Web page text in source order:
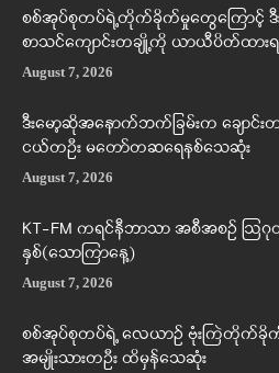
စစ်အုပ်စုတပ်ရဲ့တိုက်ခိုက်မှုတွေကြောင့် ဒီ
စာသင်ကျောင်းတချို့ကို ယာယီပိတ်ထားရ
August 7, 2026
ဒီးမော့ဆိုအနောက်ဘက်ခြမ်းက ချောင်း
ငယ်တဦး မတော်တဆရေနစ်သေဆုံး
August 7, 2026
KT-FM ကရင်နီဘာသာ အစီအစဉ် ဩဂု
နှစ်(သောကြာနေ့)
August 7, 2026
စစ်အုပ်စုတပ်ရဲ့ လေယာဉ် ဗုံးကြဲတိုက်ခိုက်
အမျိုးသားတဦး ထိမှန်သေဆုံး